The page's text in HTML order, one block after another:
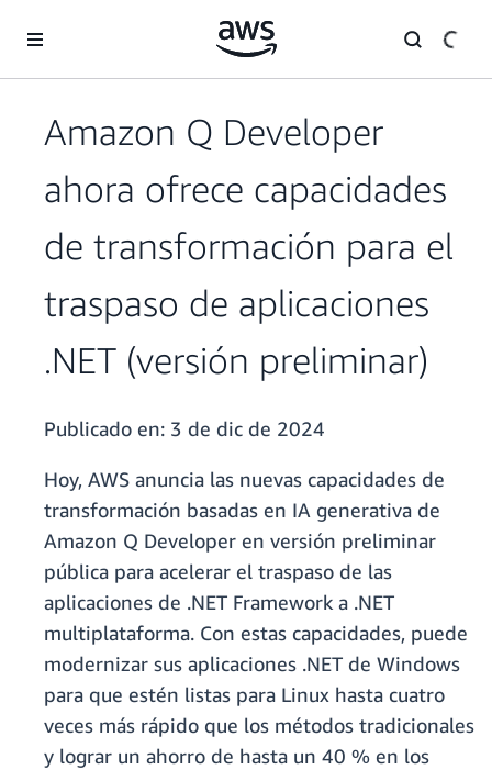
Amazon Q Developer
ahora ofrece capacidades
de transformación para el
traspaso de aplicaciones
.NET (versión preliminar)
Publicado en: 3 de dic de 2024
Hoy, AWS anuncia las nuevas capacidades de
transformación basadas en IA generativa de
Amazon Q Developer en versión preliminar
pública para acelerar el traspaso de las
aplicaciones de .NET Framework a .NET
multiplataforma. Con estas capacidades, puede
modernizar sus aplicaciones .NET de Windows
para que estén listas para Linux hasta cuatro
veces más rápido que los métodos tradicionales
y lograr un ahorro de hasta un 40 % en los